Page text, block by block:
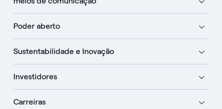
Poder aberto
Sustentabilidade e Inovação
Investidores
Carreiras